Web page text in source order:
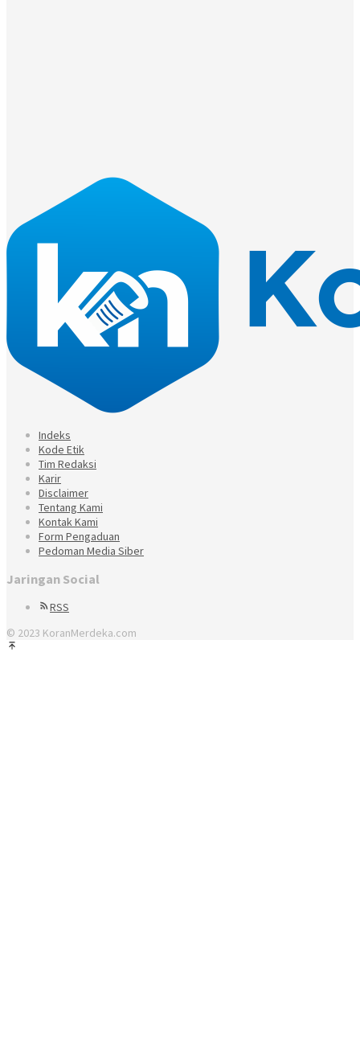
Indeks
Kode Etik
Tim Redaksi
Karir
Disclaimer
Tentang Kami
Kontak Kami
Form Pengaduan
Pedoman Media Siber
Jaringan Social
RSS
© 2023 KoranMerdeka.com